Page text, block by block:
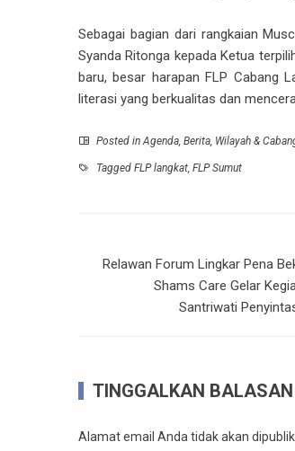
Sebagai bagian dari rangkaian
Syanda Ritonga kepada Ketua
baru, besar harapan FLP Cabang
literasi yang berkualitas dan
Posted inAgenda, Berita, Wilayah &
Tagged FLP langkat, FLP Sumut
Relawan Forum Lingkar Pena
Shams Care Gelar
Santriwati
TINGGALKAN BALASAN
Alamat email Anda tidak akan